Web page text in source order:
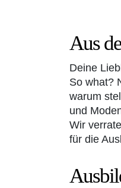
Aus
Deine
So what?
warum
und
Wir
für die